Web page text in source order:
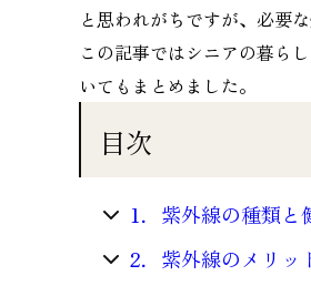
と思われがちですが、必要
この記事ではシニアの暮ら
いてもまとめました。
目次
1．紫外線の種類と
2．紫外線のメリッ